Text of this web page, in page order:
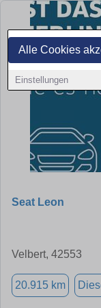
Alle Cookies
Einstellungen
Seat Leon
Velbert, 42553
20.915 km